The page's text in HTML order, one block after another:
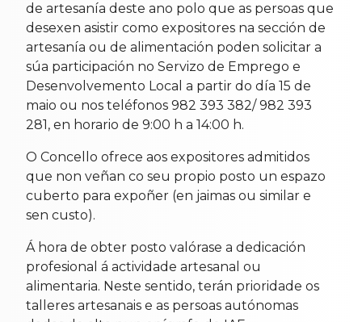
de artesanía deste ano polo que as persoas que
desexen asistir como expositores na sección de
artesanía ou de alimentación poden solicitar a
súa participación no Servizo de Emprego e
Desenvolvemento Local a partir do día 15 de
maio ou nos teléfonos 982 393 382/ 982 393
281, en horario de 9:00 h a 14:00 h.
O Concello ofrece aos expositores admitidos
que non veñan co seu propio posto un espazo
cuberto para expoñer (en jaimas ou similar e
sen custo).
Á hora de obter posto valórase a dedicación
profesional á actividade artesanal ou
alimentaria. Neste sentido, terán prioridade os
talleres artesanais e as persoas autónomas